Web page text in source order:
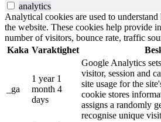
analytics
Analytical cookies are used to
the website. These cookies help provide
number of visitors, bounce rate, traffic
Kaka Varaktighet
_ga
1 year 1
month 4
days
Google Analytics
visitor, session and
site usage for the
cookie stores
assigns a randomly
recognise unique